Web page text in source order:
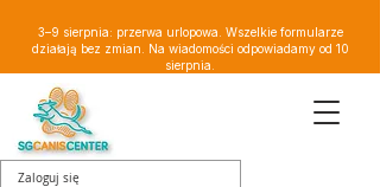
3–9 sierpnia: przerwa urlopowa. Wszelkie formularze
działają bez zmian. Na wiadomości odpowiadamy od 10
sierpnia.
Zaloguj się